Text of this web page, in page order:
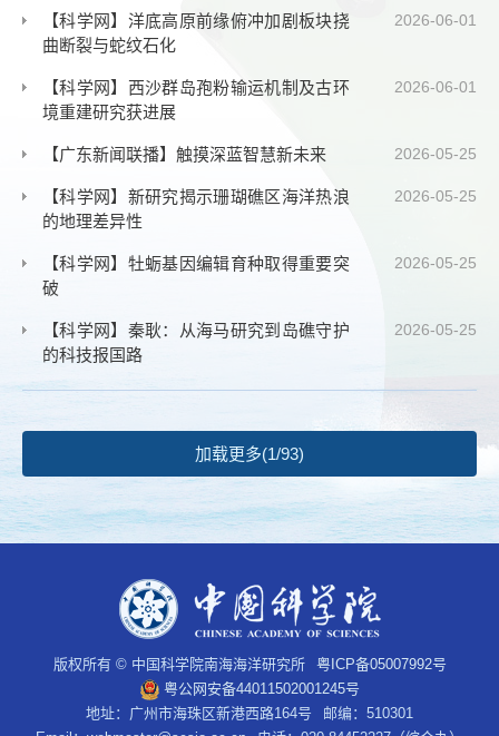
2026-06-01
【科学网】洋底高原前缘俯冲加剧板块挠
曲断裂与蛇纹石化
2026-06-01
【科学网】西沙群岛孢粉输运机制及古环
境重建研究获进展
2026-05-25
【广东新闻联播】触摸深蓝智慧新未来
2026-05-25
【科学网】新研究揭示珊瑚礁区海洋热浪
的地理差异性
2026-05-25
【科学网】牡蛎基因编辑育种取得重要突
破
2026-05-25
【科学网】秦耿：从海马研究到岛礁守护
的科技报国路
加载更多(1/93)
版权所有 © 中国科学院南海海洋研究所
粤ICP备05007992号
粤公网安备44011502001245号
地址：广州市海珠区新港西路164号
邮编：510301